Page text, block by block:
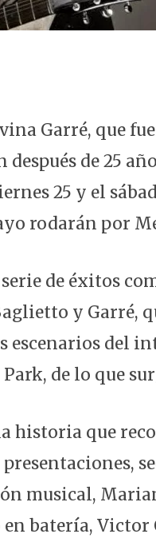
Garré, que
de 25
25 y el
rodarán por
serie de éxitos
y Garré,
escenarios del
de lo que
historia que
musical,
batería,